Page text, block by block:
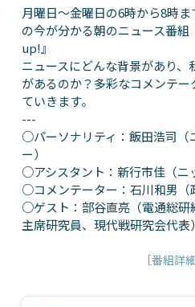
月曜日～金曜日の6時から8時
の今が分かる朝のニュース番
up!』
ニュースにどんな背景があり
があるのか？多彩なコメンテ
ていきます。
---
○パーソナリティ：飯田浩司（
ー）
○アシスタント：新行市佳（ニ
○コメンテーター：石川和男（
○ゲスト：部谷直亮（電通総研
主席研究員、現代戦研究会代表）
［番組詳